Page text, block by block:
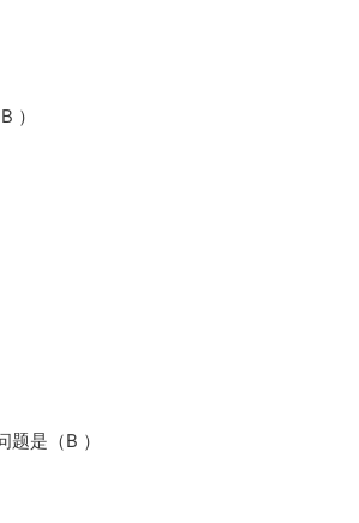
）
题是（B ）